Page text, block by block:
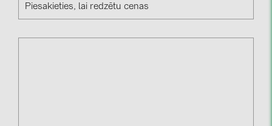
Piesakieties, lai redzētu cenas